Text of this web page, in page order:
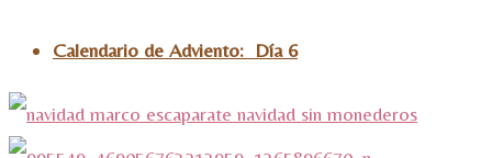
Calendario de Adviento: Día 6